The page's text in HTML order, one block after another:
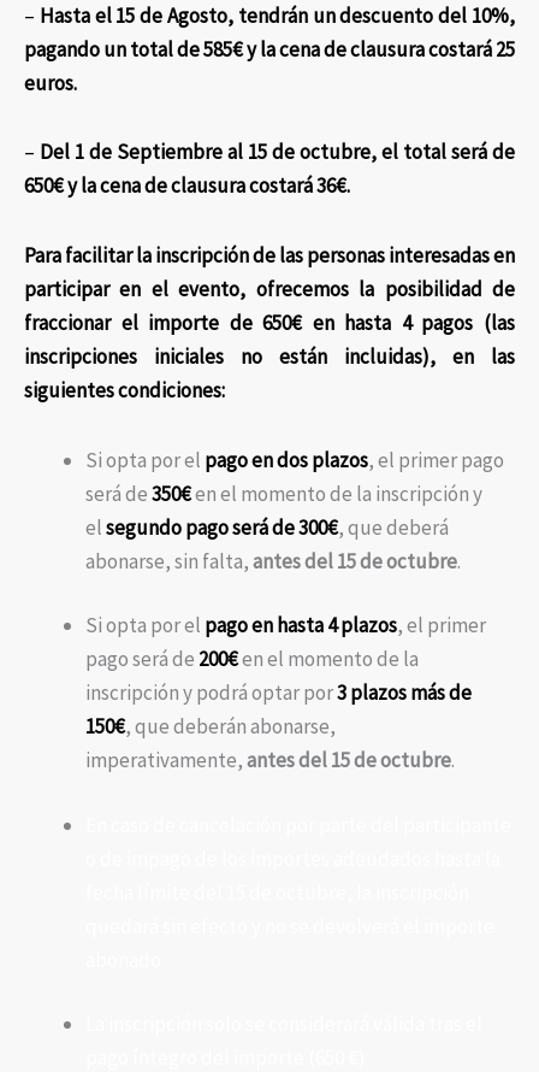
– Hasta el 15 de Agosto, tendrán un descuento del 10%,
pagando un total de 585€ y la cena de clausura costará 25
euros.
– Del 1de Septiembre al 15 de octubre, el total será de
650€ y la cena de clausura costará 36€.
Para facilitar la inscripción de las personas interesadas en
participar en el evento, ofrecemos la posibilidad de
fraccionar el importe de 650€ en hasta 4 pagos (las
inscripciones iniciales no están incluidas), en las
siguientes condiciones:
Si opta por el pago en dos plazos, el primer pago
será de350€en el momento de la inscripción y
elsegundo pago será de 300€, que deberá
abonarse, sin falta,antes del 15 de octubre.
Si opta por el pago en hasta 4 plazos, el primer
pago será de 200€en el momento de la
inscripción y podrá optar por3 plazos más de
150€, que deberán abonarse,
imperativamente,antes del 15 de octubre.